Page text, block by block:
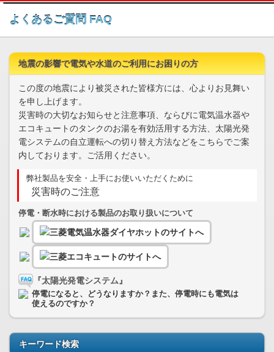
このページの本文へ
よくあるご質問 FAQ
地震の影響で電気や水道のご利用にお困りの方
この度の地震により被災された皆様方には、心よりお見舞い
を申し上げます。
災害時の大切なお知らせと注意事項、ならびに電気温水器や
エコキュートのタンクのお湯を有効活用する方法、太陽光発
電システムの自立運転への切り替え方法などをこちらでご案
内しております。ご活用ください。
弊社製品を安全・上手にお使いいただくために
災害時のご注意
停電・断水時における製品のお取り扱いについて
『太陽光発電システム』
停電になると、どうなりますか？また、停電時にも電気は
使えるのですか？
キーワード検索